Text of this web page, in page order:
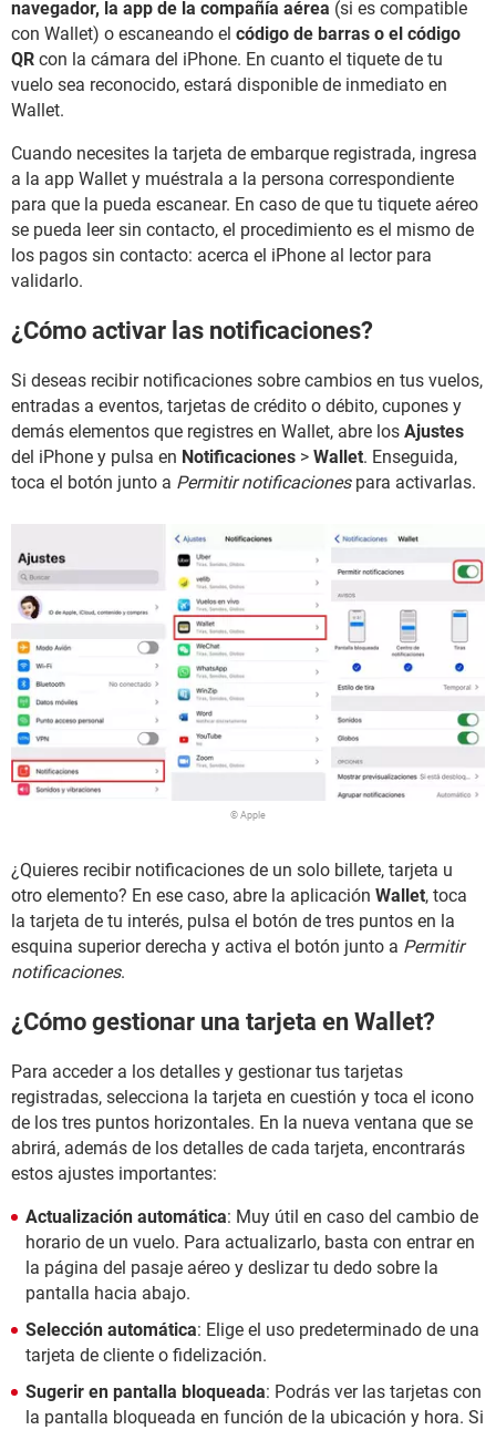
navegador, la app de la compañía aérea (si es compatible
con Wallet) o escaneando el código de barras o el código
QR con la cámara del iPhone. En cuanto el tiquete de tu
vuelo sea reconocido, estará disponible de inmediato en
Wallet.
Cuando necesites la tarjeta de embarque registrada, ingresa
a la app Wallet y muéstrala a la persona correspondiente
para que la pueda escanear. En caso de que tu tiquete aéreo
se pueda leer sin contacto, el procedimiento es el mismo de
los pagos sin contacto: acerca el iPhone al lector para
validarlo.
¿Cómo activar las notificaciones?
Si deseas recibir notificaciones sobre cambios en tus vuelos,
entradas a eventos, tarjetas de crédito o débito, cupones y
demás elementos que registres en Wallet, abre los Ajustes
del iPhone y pulsa en Notificaciones > Wallet. Enseguida,
toca el botón junto a Permitir notificacionespara activarlas.
© Apple
¿Quieres recibir notificaciones de un solo billete, tarjeta u
otro elemento? En ese caso, abre la aplicación Wallet, toca
la tarjeta de tu interés, pulsa el botón de tres puntos en la
esquina superior derecha y activa el botón junto a Permitir
notificaciones.
¿Cómo gestionar una tarjeta en Wallet?
Para acceder a los detalles y gestionar tus tarjetas
registradas, selecciona la tarjeta en cuestión y toca el icono
de los tres puntos horizontales. En la nueva ventana que se
abrirá, además de los detalles de cada tarjeta, encontrarás
estos ajustes importantes:
Actualización automática: Muy útil en caso del cambio de
horario de un vuelo. Para actualizarlo, basta con entrar en
la página del pasaje aéreo y deslizar tu dedo sobre la
pantalla hacia abajo.
Selección automática: Elige el uso predeterminado de una
tarjeta de cliente o fidelización.
Sugerir en pantalla bloqueada: Podrás ver las tarjetas con
la pantalla bloqueada en función de la ubicación y hora. Si